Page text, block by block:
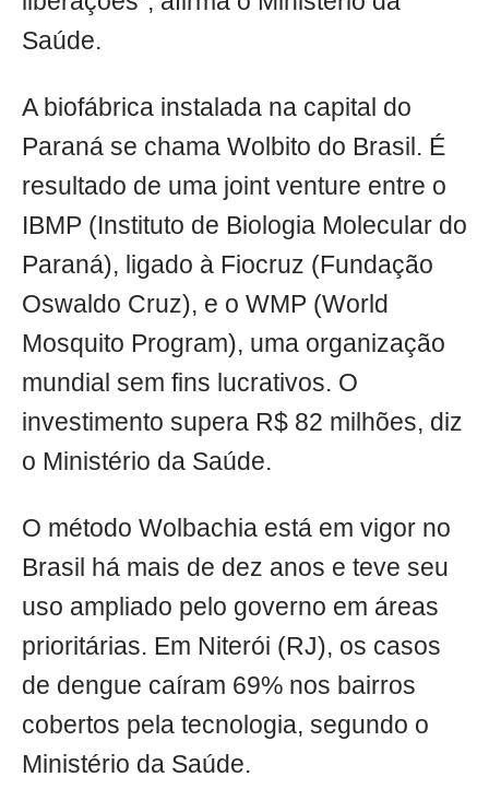
Saúde.
A biofábrica instalada na capital do
Paraná se chama Wolbito do Brasil. É
resultado de uma joint venture entre o
IBMP (Instituto de Biologia Molecular do
Paraná), ligado à Fiocruz (Fundação
Oswaldo Cruz), e o WMP (World
Mosquito Program), uma organização
mundial sem fins lucrativos. O
investimento supera R$ 82 milhões, diz
o Ministério da Saúde.
O método Wolbachia está em vigor no
Brasil há mais de dez anos e teve seu
uso ampliado pelo governo em áreas
prioritárias. Em Niterói (RJ), os casos
de dengue caíram 69% nos bairros
cobertos pela tecnologia, segundo o
Ministério da Saúde.